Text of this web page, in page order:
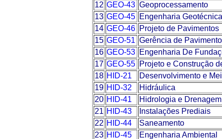
12 GEO-43 Geoprocessamento
13 GEO-45
Engenharia
14 GEO-46
Projeto de Pavimentos
15 GEO-51 Gerência de
16 GEO-53
Engenharia De
17 GEO-55
Projeto e Construção
18 HID-21
Desenvolvimento e
19 HID-32
Hidráulica
20 HID-41
Hidrologia e Drenagem
21 HID-43
Instalações Prediais
22 HID-44
Saneamento
23 HID-45
Engenharia Ambiental